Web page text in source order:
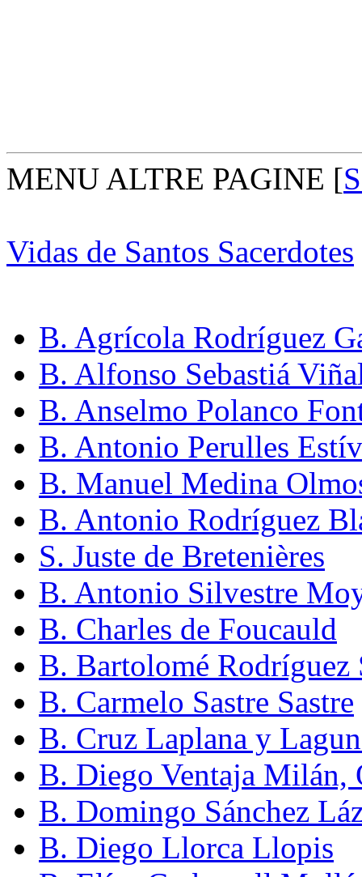
MENU ALTRE PAGINE [
Vidas de Santos Sacerdotes
B. Agrícola Rodríguez
B. Alfonso Sebastiá
B. Anselmo Polanco
B. Antonio Perulles
B. Manuel Medina
B. Antonio Rodríguez
S. Juste de Bretenières
B. Antonio Silvestre
B. Charles de Foucauld
B. Bartolomé Rodríguez
B. Carmelo Sastre Sastre
B. Cruz Laplana y
B. Diego Ventaja Milán,
B. Domingo Sánchez
B. Diego Llorca Llopis